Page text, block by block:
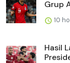
Grup
10
Hasil